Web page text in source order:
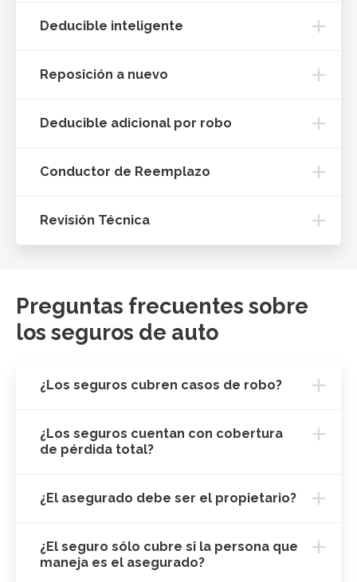
Deducible inteligente
Reposición a nuevo
Deducible adicional por robo
Conductor de Reemplazo
Revisión Técnica
Preguntas frecuentes sobre
los seguros de auto
¿Los seguros cubren casos de robo?
¿Los seguros cuentan con cobertura
de pérdida total?
¿El asegurado debe ser el propietario?
¿El seguro sólo cubre si la persona que
maneja es el asegurado?